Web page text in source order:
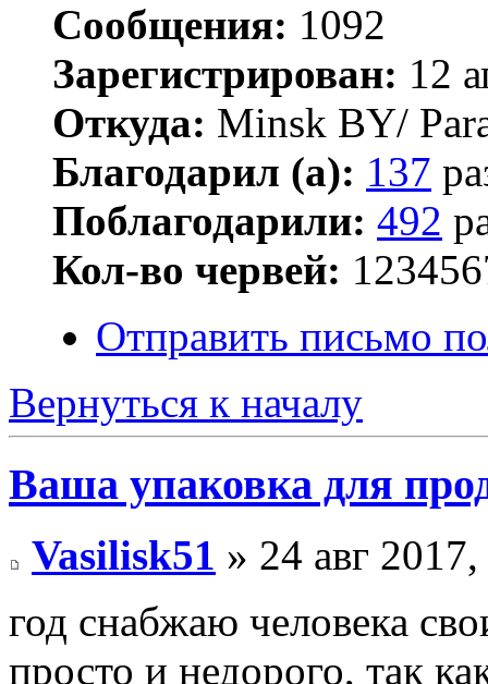
Сообщения: 1092
Зарегистрирован: 12
Откуда: Minsk BY/
Благодарил (а): 137
Поблагодарили: 492
Кол-во червей:
Отправить письмо
Вернуться к началу
Ваша упаковка для
Vasilisk51 » 24 авг
год снабжаю человека
просто и недорого, так